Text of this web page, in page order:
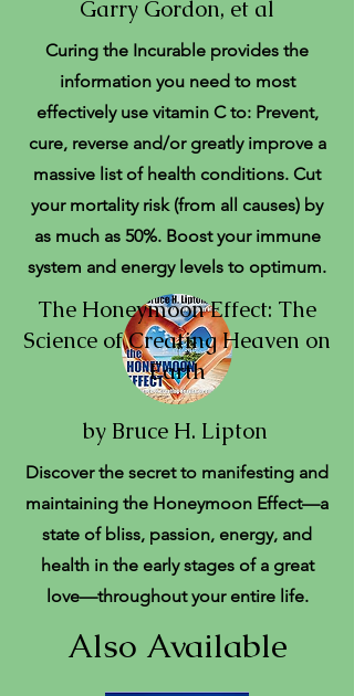
Garry Gordon, et al
Curing the Incurable provides the
information you need to most
effectively use vitamin C to: Prevent,
cure, reverse and/or greatly improve a
massive list of health conditions. Cut
your mortality risk (from all causes) by
as much as 50%. Boost your immune
system and energy levels to optimum.
The Honeymoon Effect: The
Science of Creating Heaven on
Earth
by Bruce H. Lipton
Discover the secret to manifesting and
maintaining the Honeymoon Effect—a
state of bliss, passion, energy, and
health in the early stages of a great
love—throughout your entire life.
Also Available